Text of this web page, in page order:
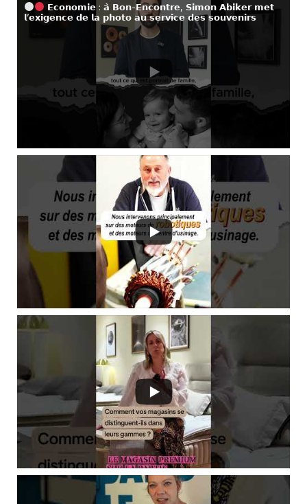
𝗘𝗰𝗼𝗻𝗼𝗺𝗶𝗲 : 𝗮̀ 𝗕𝗼𝗻-𝗘𝗻𝗰𝗼𝗻𝘁𝗿𝗲, 𝗦𝗶𝗺𝗼𝗻 𝗔𝗯𝗶𝗸𝗲𝗿 𝗺𝗲𝘁
𝗹’𝗲𝘅𝗶𝗴𝗲𝗻𝗰𝗲 𝗱𝗲 𝗹𝗮 𝗽𝗵𝗼𝘁𝗼 𝗮𝘂 𝘀𝗲𝗿𝘃𝗶𝗰𝗲 𝗱𝗲𝘀 𝘀𝗼𝘂𝘃𝗲𝗻𝗶𝗿𝘀